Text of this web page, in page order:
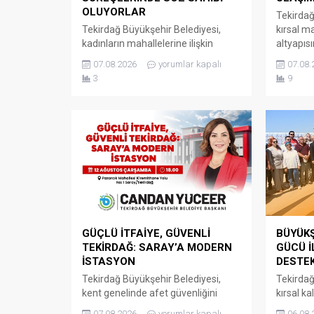
OLUYORLAR
Tekirdağ Büyükşehir Belediyesi,
kadınların mahallelerine ilişkin
doğrudan yerel yönetime iletebildiği
Kadın Mahalle Buluşmaları’nı
Dostu Kentler Projesi kapsamında
hayata geçirilen Kadın Mahalle
Buluşmaları Marmaraereğlisi,
Saray, Hayrabolu ve Şarköy
ilçelerinde gerçekleştirildi.
KADINLARIN SESİ YEREL YÖNETİME
TAŞINIYOR Büyükşehir Belediyesi
Sağlık ve Sosyal Hizmetler Dairesi
Başkanlığı...
07.08.2026
yorumlar kapalı
3
kırsal
Dairesi
9
GÜÇLÜ İTFAİYE, GÜVENLİ
TEKİRDAĞ: SARAY’A MODERN
İSTASYON
Tekirdağ Büyükşehir Belediyesi,
kent genelinde afet güvenliğini
GÜCÜ
kırsal